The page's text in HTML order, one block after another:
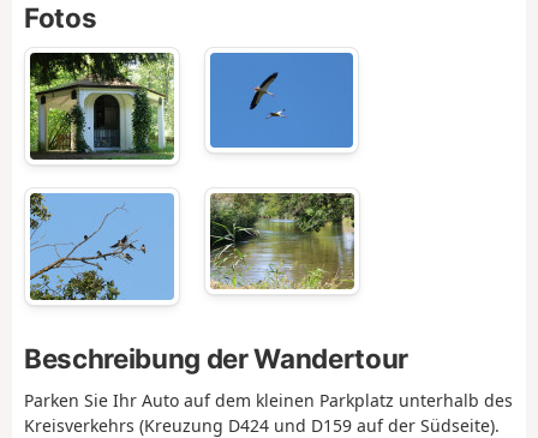
Fotos
Beschreibung der Wandertour
Parken Sie Ihr Auto auf dem kleinen Parkplatz unterhalb des
Kreisverkehrs (Kreuzung D424 und D159 auf der Südseite).